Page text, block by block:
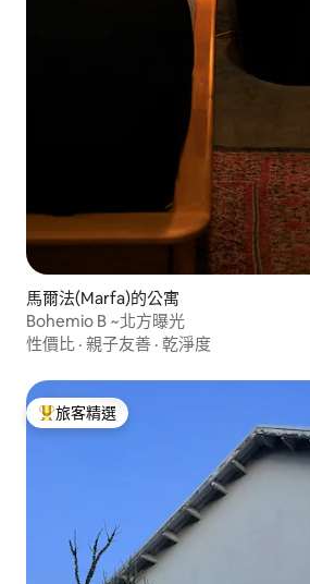
馬爾法(Marfa)的公寓
Bohemio B ~北方曝光
性價比 · 親子友善 · 乾淨度
旅客精選榜首
旅客精選